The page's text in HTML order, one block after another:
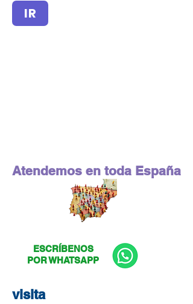
IR
Atendemos en toda España
ESCRÍBENOS
POR WHATSAPP
visita